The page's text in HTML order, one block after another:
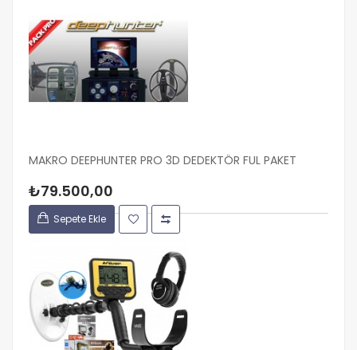
MAKRO DEEPHUNTER PRO 3D DEDEKTÖR FUL PAKET
₺79.500,00
Sepete Ekle